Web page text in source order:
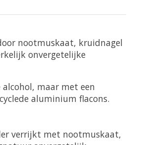
nootmuskaat, kruidnagel
onvergetelijke
alcohol, maar met een
aluminium flacons.
verrijkt met nootmuskaat,